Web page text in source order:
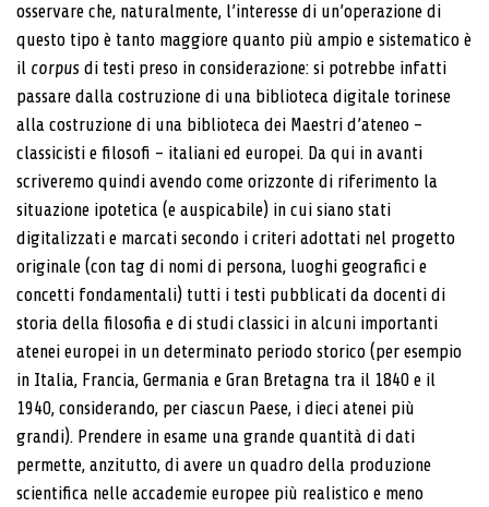
osservare che, naturalmente, l’interesse di un’operazione di
questo tipo è tanto maggiore quanto più ampio e sistematico è
il corpus di testi preso in considerazione: si potrebbe infatti
passare dalla co­struzione di una biblioteca digitale torinese
alla costru­zione di una biblioteca dei Maestri d’ateneo –
classicisti e filosofi – italiani ed europei. Da qui in avanti
scriveremo quindi avendo come orizzonte di riferimen­to la
situazione ipotetica (e auspicabile) in cui siano stati
digitalizzati e marcati secondo i criteri adottati nel progetto
originale (con tag di nomi di persona, luoghi geografici e
concetti fondamentali) tutti i testi pubblica­ti da docenti di
storia della filosofia e di studi classici in alcuni importanti
atenei europei in un determinato pe­riodo storico (per esempio
in Italia, Francia, Germania e Gran Bretagna tra il 1840 e il
1940, considerando, per ciascun Paese, i dieci atenei più
grandi). Prendere in esame una grande quantità di dati
permette, anzi­tutto, di avere un quadro della produzione
scientifica nelle accademie europee più realistico e meno